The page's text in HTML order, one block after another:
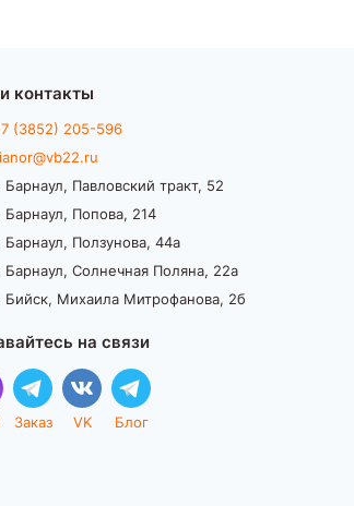
контакты
(3852) 205-596
Барнаул, Павловский тракт, 52
Барнаул, Попова, 214
Барнаул, Ползунова, 44а
Барнаул, Солнечная Поляна, 22а
Бийск, Михаила Митрофанова, 2б
на связи
Заказ VK Блог